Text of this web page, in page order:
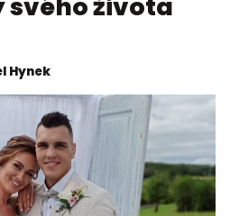
svého života
Hynek